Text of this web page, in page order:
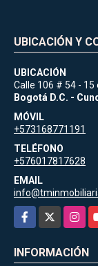
UBICACIÓN Y
UBICACIÓN
Calle 106 # 54 - 15
Bogotá D.C. -
MÓVIL
+573168771191
TELÉFONO
+576017817628
EMAIL
Facebook
INFORMACIÓN